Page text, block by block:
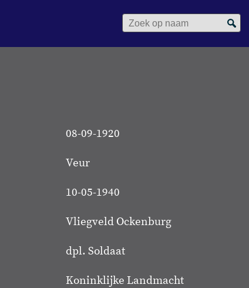
08-09-1920
Veur
10-05-1940
Vliegveld Ockenburg
dpl. Soldaat
Koninklijke Landmacht